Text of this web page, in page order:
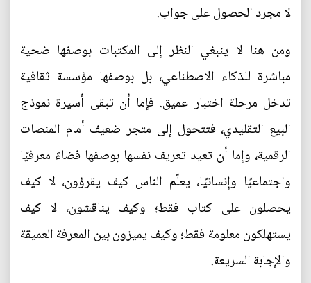
لا مجرد الحصول على جواب.
ومن هنا لا ينبغي النظر إلى المكتبات بوصفها ضحية
مباشرة للذكاء الاصطناعي، بل بوصفها مؤسسة ثقافية
تدخل مرحلة اختبار عميق. فإما أن تبقى أسيرة نموذج
البيع التقليدي، فتتحول إلى متجر ضعيف أمام المنصات
الرقمية، وإما أن تعيد تعريف نفسها بوصفها فضاءً معرفيًا
واجتماعيًا وإنسانيًا، يعلّم الناس كيف يقرؤون، لا كيف
يحصلون على كتاب فقط؛ وكيف يناقشون، لا كيف
يستهلكون معلومة فقط؛ وكيف يميزون بين المعرفة العميقة
والإجابة السريعة.